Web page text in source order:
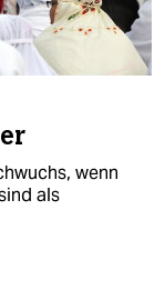
wenn
als